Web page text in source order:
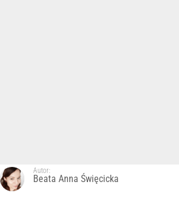
Autor:
Beata Anna Święcicka